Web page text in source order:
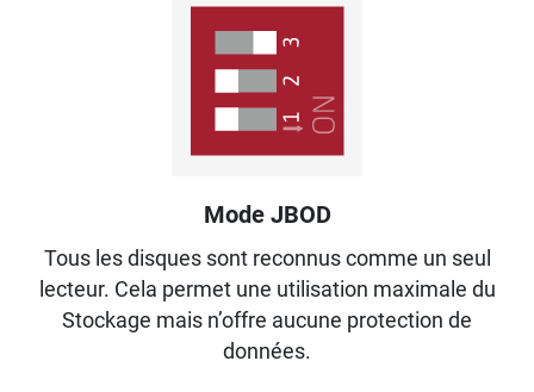
Mode JBOD
Tous les disques sont reconnus comme un seul
lecteur. Cela permet une utilisation maximale du
Stockage mais n’offre aucune protection de
données.